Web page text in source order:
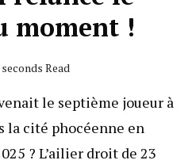
moment !
Read
le septième joueur à
la cité phocéenne en
? L’ailier droit de 23